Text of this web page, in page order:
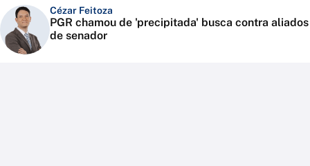
Cézar Feitoza
PGR chamou de 'precipitada' busca contra aliados
de senador